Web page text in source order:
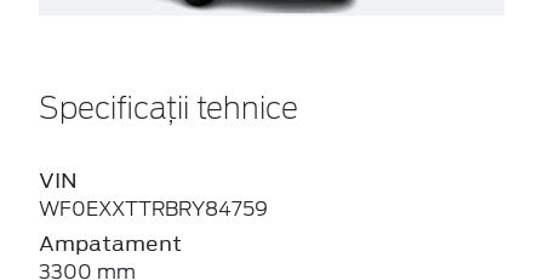
Specificații tehnice
VIN
WF0EXXTTRBRY84759
Ampatament
3300 mm